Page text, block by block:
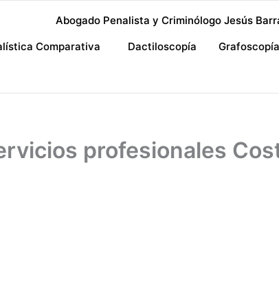
Abogado Penalista y Criminólogo Jesús
Comparativa
Dactiloscopía Grafoscopía
profesionales